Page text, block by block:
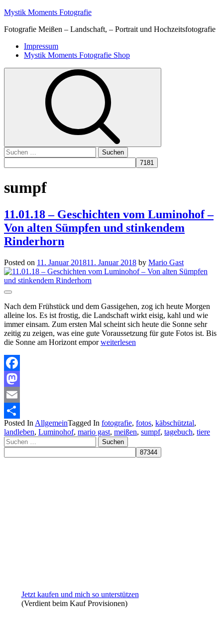
Skip
content
Mystik Moments Fotografie
Fotografie Meißen – Landschaft, – Portrait und Hochzeitsfotografie
Primary
Menu
Impressum
Mystik Moments Fotografie Shop
Suchen
nach:
sumpf
11.01.18 – Geschichten vom Luminohof –
Von alten Sümpfen und stinkendem
Rinderhorn
Posted on 11. Januar 201811. Januar 2018 by Mario Gast
Nach dem Frühstück und dem Gassigehen, zog ich heute Morgen
alleine los. Es ist frostig, die Landschaft wirkt eisig, kahl und wie
immer einsam. Zum ersten Mal scheint sich heute die Sonne sehr
zeitig zu zeigen, was eine gute Voraussetzung für gute Fotos ist. Bis
die Sonne am Horizont emporweiterlesen
Facebook
Mastodon
Email
Teilen
Posted In AllgemeinTagged In fotografie, fotos, käbschütztal,
landleben, Luminohof, mario gast, meißen, sumpf, tagebuch, tiere
Suchen
nach:
Jetzt kaufen und mich so unterstützen
(Verdient beim Kauf Provisionen)